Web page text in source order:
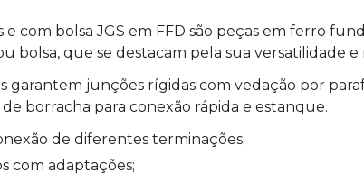
e com bolsa JGS em FFD são peças em ferro
bolsa, que se destacam pela sua versatilidade e
garantem junções rígidas com vedação por
borracha para conexão rápida e estanque.
de diferentes terminações;
com adaptações;